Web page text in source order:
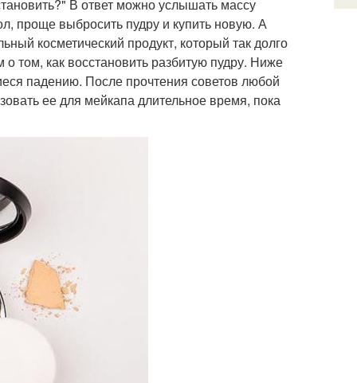
В ответ можно услышать массу
проще выбросить пудру и купить новую. А
косметический продукт, который так долго
том, как восстановить разбитую пудру. Ниже
падению. После прочтения советов любой
ее для мейкапа длительное время, пока